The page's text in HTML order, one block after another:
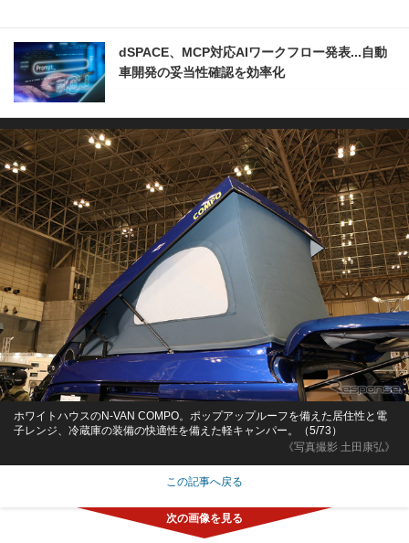
dSPACE、MCP対応AIワークフロー発表...自動
車開発の妥当性確認を効率化
《写真撮影 土田康弘》
ホワイトハウスのN-VAN COMPO。ポップアップルーフを備えた居住性と電
子レンジ、冷蔵庫の装備の快適性を備えた軽キャンパー。（5/73）
この記事へ戻る